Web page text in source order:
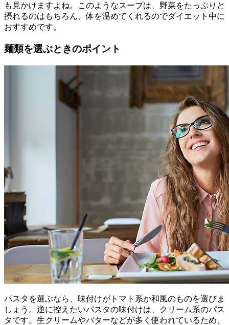
も見かけますよね。このようなスープは、野菜をたっぷりと
摂れるのはもちろん、体を温めてくれるのでダイエット中に
おすすめです。
麺類を選ぶときのポイント
パスタを選ぶなら、味付けがトマト系か和風のものを選びま
しょう。逆に控えたいパスタの味付けは、クリーム系のパス
タです。生クリームやバターなどが多く使われているため、